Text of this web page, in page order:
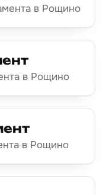
в Рощино
в Рощино
в Рощино